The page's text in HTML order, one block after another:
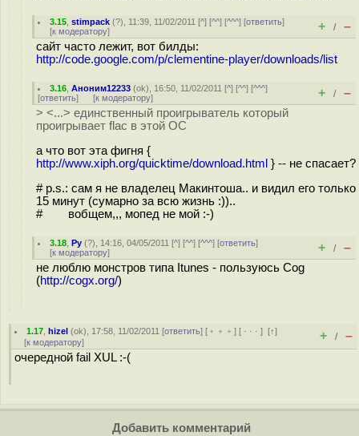
3.15 ,stimpack (?), 11:39, 11/02/2011 [^] [^^] [^^^] [ответить]
[к модератору] + / –
сайт часто лежит, вот билды:
http://code.google.com/p/clementine-player/downloads/list
3.16 ,Аноним12233 (ok), 16:50, 11/02/2011 [^] [^^] [^^^]
[ответить] [к модератору] + / –
> <...> единственный проигрыватель который
проигрывает flac в этой ОС
а что вот эта фигня {
http://www.xiph.org/quicktime/download.html } -- не спасает?
# p.s.: сам я не владелец Макинтоша.. и видил его только
15 минут (сумарно за всю жизнь :))..
# вобщем,,, мопед не мой :-)
3.18 ,Ру (?), 14:16, 04/05/2011 [^] [^^] [^^^] [ответить]
[к модератору] + / –
не люблю монстров типа Itunes - пользуюсь Cog
(http://cogx.org/)
1.17 ,hizel (ok), 17:58, 11/02/2011 [ответить] [ ﹢﹢﹢] [ · · ·][↑]
[к модератору] + / –
очередной fail XUL :-(
Добавить комментарий